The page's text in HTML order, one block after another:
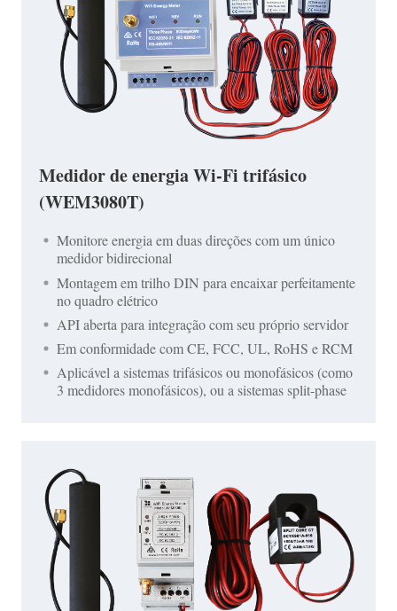
Medidor de energia Wi-Fi trifásico
(WEM3080T)
Monitore energia em duas direções com um único
medidor bidirecional
Montagem em trilho DIN para encaixar perfeitamente
no quadro elétrico
API aberta para integração com seu próprio servidor
Em conformidade com CE, FCC, UL, RoHS e RCM
Aplicável a sistemas trifásicos ou monofásicos (como
3 medidores monofásicos), ou a sistemas split-phase